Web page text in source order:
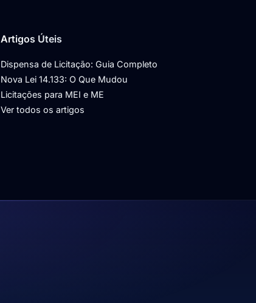
Artigos Úteis
Dispensa de Licitação: Guia Completo
Nova Lei 14.133: O Que Mudou
Licitações para MEI e ME
Ver todos os artigos